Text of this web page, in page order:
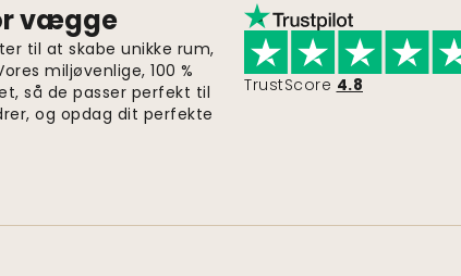
vægge
til at skabe unikke rum,
miljøvenlige, 100 %
så de passer perfekt til
og opdag dit perfekte
TrustScore 4.8